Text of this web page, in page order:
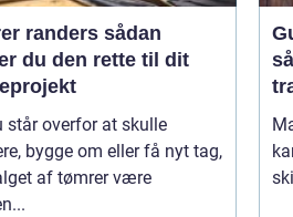
sådan
du den rette til dit
står overfor at skulle
bygge om eller få nyt tag,
af tømrer være